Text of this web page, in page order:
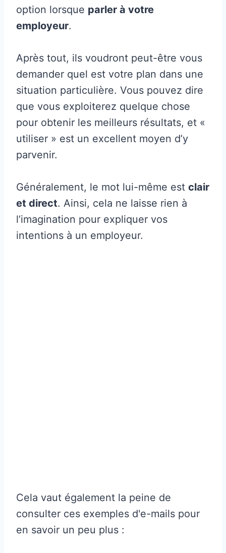
option lorsque parler à votre
employeur.
Après tout, ils voudront peut-être vous
demander quel est votre plan dans une
situation particulière. Vous pouvez dire
que vous exploiterez quelque chose
pour obtenir les meilleurs résultats, et «
utiliser » est un excellent moyen d’y
parvenir.
Généralement, le mot lui-même est clair
et direct. Ainsi, cela ne laisse rien à
l’imagination pour expliquer vos
intentions à un employeur.
Cela vaut également la peine de
consulter ces exemples d'e-mails pour
en savoir un peu plus :